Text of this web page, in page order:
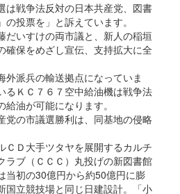
戦争法反対の日本共産党、図書
投票を」と訴えています。
いすけの両市議と、新人の稲垣
確保をめざし宣伝、支持拡大に全
派兵の輸送拠点になっていま
るＫＣ７６７空中給油機は戦争法
油が可能になります。
の市議選勝利は、同基地の侵略
Ｄ大手ツタヤを展開するカルチ
ラブ（ＣＣＣ）丸投げの新図書館
当初の30億円から約50億円に膨
国立競技場と同じ日建設計。「小